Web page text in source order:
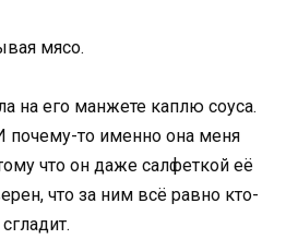
мясо.
на его манжете каплю соуса.
то именно она меня
что он даже салфеткой её
что за ним всё равно кто-